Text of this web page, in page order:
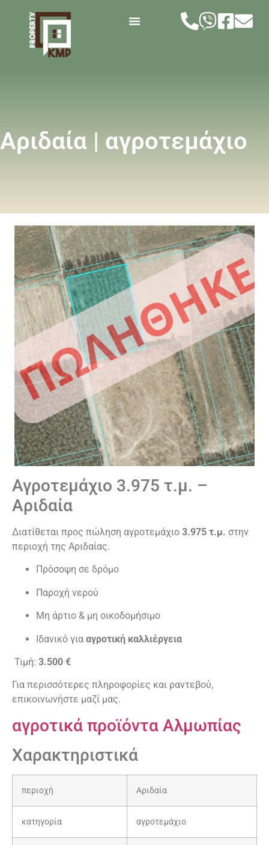
Αριδαία | αγροτεμάχιο
Αγροτεμάχιο 3.975 τ.μ. –
Αριδαία
Διατίθεται προς πώληση αγροτεμάχιο 3.975 τ.μ. στην
περιοχή της Αριδαίας.
Πρόσοψη σε δρόμο
Παροχή νερού
Μη άρτιο & μη οικοδομήσιμο
Ιδανικό για αγροτική καλλιέργεια
Τιμή: 3.500 €
Για περισσότερες πληροφορίες και ραντεβού,
επικοινωνήστε μαζί μας.
αγροτικά προϊόντα Αλμωπίας
Χαρακτηριστικά
περιοχή Αριδαία
κατηγορία αγροτεμάχιο